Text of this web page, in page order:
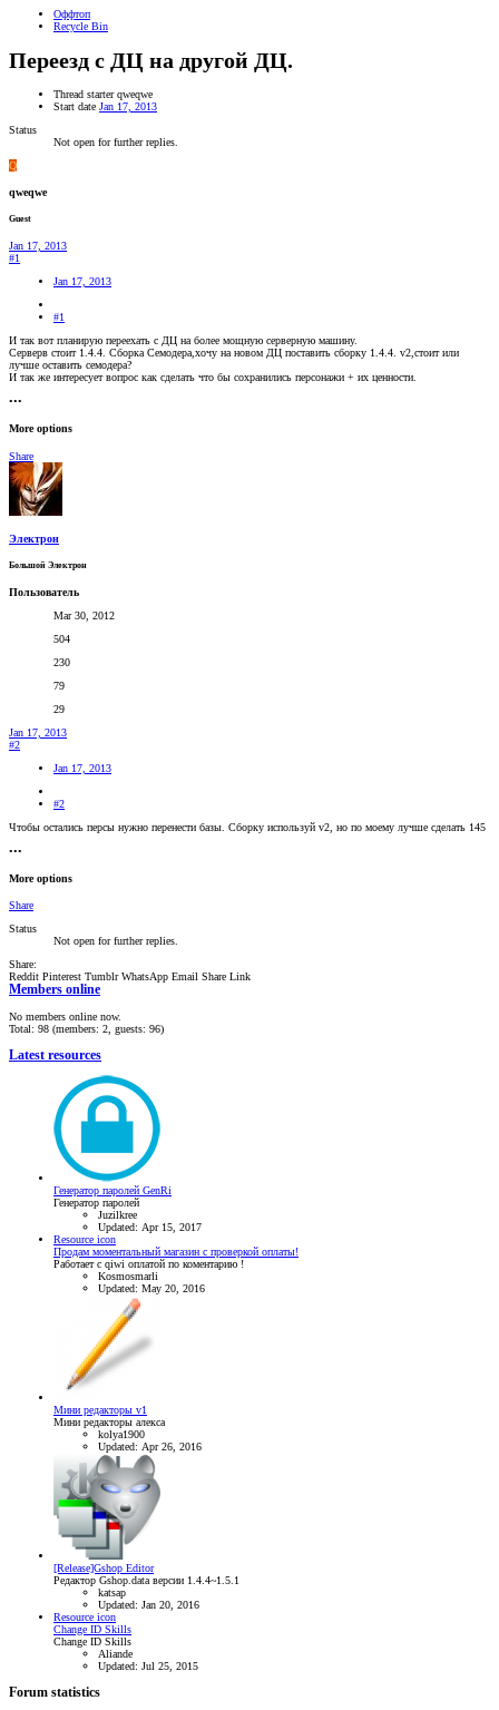
Оффтоп
Recycle Bin
Переезд с ДЦ на другой ДЦ.
Thread starter qweqwe
Start date Jan 17, 2013
Status
Not open for further replies.
Q
qweqwe
Guest
Jan 17, 2013
#1
Jan 17, 2013
#1
И так вот планирую переехать с ДЦ на более мощную серверную машину.
Серверв стоит 1.4.4. Сборка Семодера,хочу на новом ДЦ поставить сборку 1.4.4. v2,стоит или
лучше оставить семодера?
И так же интересует вопрос как сделать что бы сохранились персонажи + их ценности.
•••
More options
Share
Электрон
Большой Электрон
Пользователь
Mar 30, 2012
504
230
79
29
Jan 17, 2013
#2
Jan 17, 2013
#2
Чтобы остались персы нужно перенести базы. Сборку используй v2, но по моему лучше сделать 145
•••
More options
Share
Status
Not open for further replies.
Share:
Reddit Pinterest Tumblr WhatsApp Email Share Link
Members online
No members online now.
Total: 98 (members: 2, guests: 96)
Latest resources
Генератор паролей GenRi
Генератор паролей
Juzilkree
Updated: Apr 15, 2017
Resource icon
Продам моментальный магазин с проверкой оплаты!
Работает с qiwi оплатой по коментарию !
Kosmosmarli
Updated: May 20, 2016
Мини редакторы v1
Мини редакторы алекса
kolya1900
Updated: Apr 26, 2016
[Release]Gshop Editor
Редактор Gshop.data версии 1.4.4~1.5.1
katsap
Updated: Jan 20, 2016
Resource icon
Change ID Skills
Change ID Skills
Aliande
Updated: Jul 25, 2015
Forum statistics